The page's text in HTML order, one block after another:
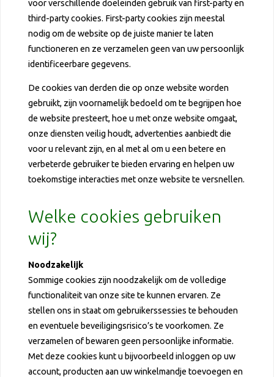
voor verschillende doeleinden gebruik van first-party en
third-party cookies. First-party cookies zijn meestal
nodig om de website op de juiste manier te laten
functioneren en ze verzamelen geen van uw persoonlijk
identificeerbare gegevens.
De cookies van derden die op onze website worden
gebruikt, zijn voornamelijk bedoeld om te begrijpen hoe
de website presteert, hoe u met onze website omgaat,
onze diensten veilig houdt, advertenties aanbiedt die
voor u relevant zijn, en al met al om u een betere en
verbeterde gebruiker te bieden ervaring en helpen uw
toekomstige interacties met onze website te versnellen.
Welke cookies gebruiken
wij?
Noodzakelijk
Sommige cookies zijn noodzakelijk om de volledige
functionaliteit van onze site te kunnen ervaren. Ze
stellen ons in staat om gebruikerssessies te behouden
en eventuele beveiligingsrisico’s te voorkomen. Ze
verzamelen of bewaren geen persoonlijke informatie.
Met deze cookies kunt u bijvoorbeeld inloggen op uw
account, producten aan uw winkelmandje toevoegen en